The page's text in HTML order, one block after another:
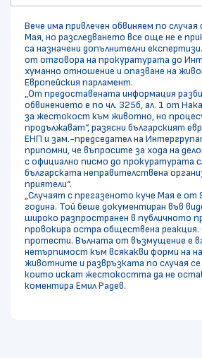
Вече има привлечен обвиняем по
Мая, но разследването все още не е
са назначени допълнителни
от отговора на прокуратурата до
хуманно отношение и опазване на
Европейския парламент.
„От предоставената информация
обвинението е по чл. 325б, ал. 1 от
за жестокост към животно, но
продължават“, разясни българският
ЕНП и зам.-председател на
припомни, че въпросите за хода на
с официално писмо до прокуратурата
българската неправителствена
приятели“.
„Случаят с прегазеното куче Мая е от
година. Той беше документиран във
широко разпространен в публичното
провокира остра обществена реакция.
протести. Вълната от възмущение е
нетърпимост към всякакви форми на
животните и развръзката по случая
които искат жестокостта да не
коментира Емил Радев.